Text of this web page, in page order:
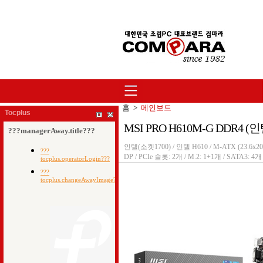
홈 > 메인보드
MSI PRO H610M-G DDR4 (
인텔(소켓1700) / 인텔 H610 / M-ATX
DP / PCIe 슬롯: 2개 / M.2: 1+1개 / SATA3: 4
Tocplus